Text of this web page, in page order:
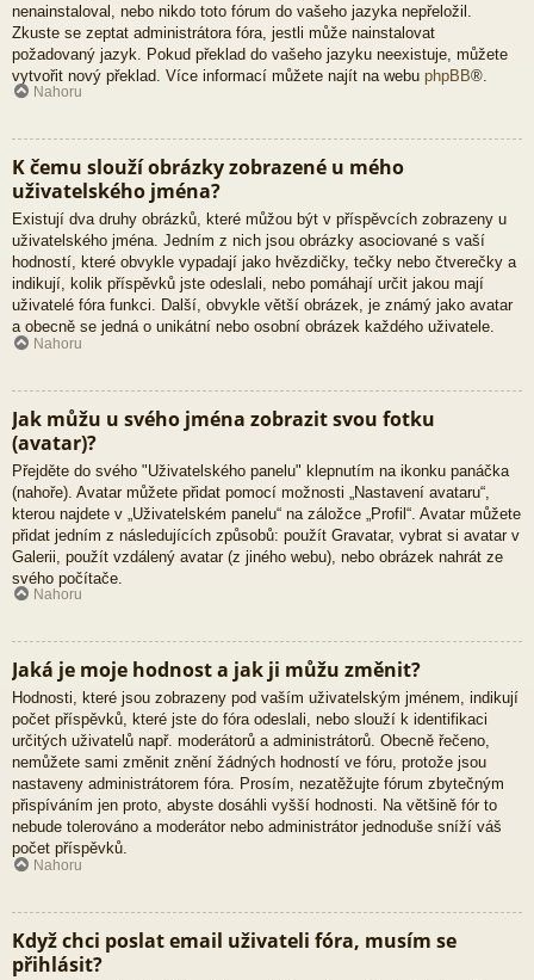
nenainstaloval, nebo nikdo toto fórum do vašeho jazyka nepřeložil.
Zkuste se zeptat administrátora fóra, jestli může nainstalovat
požadovaný jazyk. Pokud překlad do vašeho jazyku neexistuje, můžete
vytvořit nový překlad. Více informací můžete najít na webu phpBB®.
Nahoru
K čemu slouží obrázky zobrazené u mého
uživatelského jména?
Existují dva druhy obrázků, které můžou být v příspěvcích zobrazeny u
uživatelského jména. Jedním z nich jsou obrázky asociované s vaší
hodností, které obvykle vypadají jako hvězdičky, tečky nebo čtverečky a
indikují, kolik příspěvků jste odeslali, nebo pomáhají určit jakou mají
uživatelé fóra funkci. Další, obvykle větší obrázek, je známý jako avatar
a obecně se jedná o unikátní nebo osobní obrázek každého uživatele.
Nahoru
Jak můžu u svého jména zobrazit svou fotku
(avatar)?
Přejděte do svého "Uživatelského panelu" klepnutím na ikonku panáčka
(nahoře). Avatar můžete přidat pomocí možnosti „Nastavení avataru“,
kterou najdete v „Uživatelském panelu“ na záložce „Profil“. Avatar můžete
přidat jedním z následujících způsobů: použít Gravatar, vybrat si avatar v
Galerii, použít vzdálený avatar (z jiného webu), nebo obrázek nahrát ze
svého počítače.
Nahoru
Jaká je moje hodnost a jak ji můžu změnit?
Hodnosti, které jsou zobrazeny pod vaším uživatelským jménem, indikují
počet příspěvků, které jste do fóra odeslali, nebo slouží k identifikaci
určitých uživatelů např. moderátorů a administrátorů. Obecně řečeno,
nemůžete sami změnit znění žádných hodností ve fóru, protože jsou
nastaveny administrátorem fóra. Prosím, nezatěžujte fórum zbytečným
přispíváním jen proto, abyste dosáhli vyšší hodnosti. Na většině fór to
nebude tolerováno a moderátor nebo administrátor jednoduše sníží váš
počet příspěvků.
Nahoru
Když chci poslat email uživateli fóra, musím se
přihlásit?